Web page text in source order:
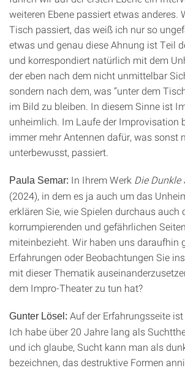
weiteren Ebene passiert etwas anderes.
Tisch passiert, das weiß ich nur so
etwas und genau diese Ahnung ist Teil
und korrespondiert natürlich mit dem
der eben nach dem nicht unmittelbar
sondern nach dem, was “unter dem
im Bild zu bleiben. In diesem Sinne ist
unheimlich. Im Laufe der Improvisation
immer mehr Antennen dafür, was sonst
unterbewusst, passiert.
Paula Semar: In Ihrem Werk Die Dunkle
(2024), in dem es ja auch um das
erklären Sie, wie Spielen durchaus auch
korrumpierenden und gefährlichen
miteinbezieht. Wir haben uns daraufhin
Erfahrungen oder Beobachtungen Sie
mit dieser Thematik
dem Impro-Theater zu tun hat?
Gunter Lösel: Auf der Erfahrungsseite
Ich habe über 20 Jahre lang als
und ich glaube, Sucht kann man als
bezeichnen, das destruktive Formen